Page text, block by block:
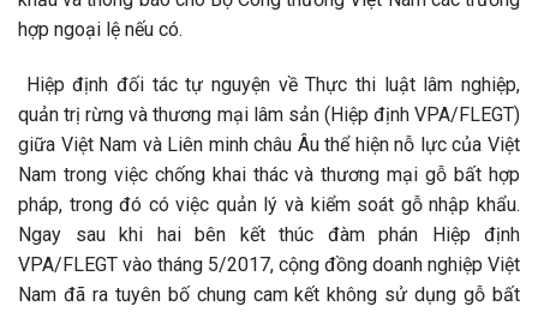
hợp ngoại lệ nếu có.
Hiệp định đối tác tự nguyện về Thực thi luật lâm nghiệp,
quản trị rừng và thương mại lâm sản (Hiệp định VPA/FLEGT)
giữa Việt Nam và Liên minh châu Âu thể hiện nỗ lực của Việt
Nam trong việc chống khai thác và thương mại gỗ bất hợp
pháp, trong đó có việc quản lý và kiểm soát gỗ nhập khẩu.
Ngay sau khi hai bên kết thúc đàm phán Hiệp định
VPA/FLEGT vào tháng 5/2017, cộng đồng doanh nghiệp Việt
Nam đã ra tuyên bố chung cam kết không sử dụng gỗ bất